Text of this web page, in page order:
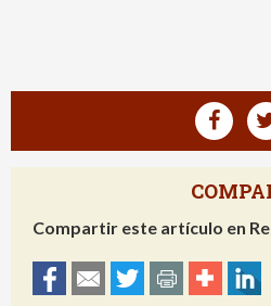
Compartir este artículo en